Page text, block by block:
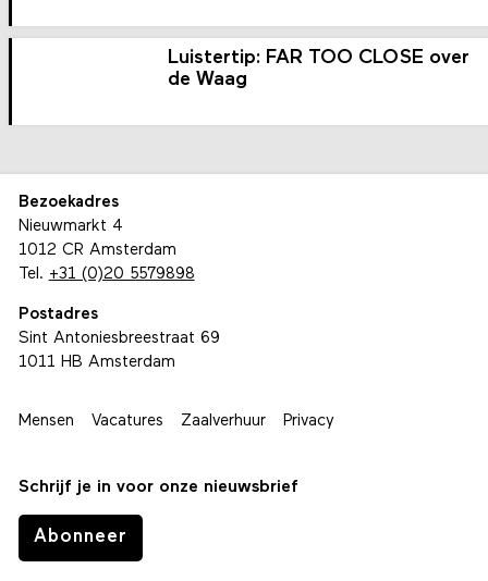
Luistertip: FAR TOO CLOSE over
de Waag
Bezoekadres
Nieuwmarkt 4
1012 CR Amsterdam
Tel. +31 (0)20 5579898
Postadres
Sint Antoniesbreestraat 69
1011 HB Amsterdam
Mensen Vacatures Zaalverhuur Privacy
Schrijf je in voor onze nieuwsbrief
Abonneer